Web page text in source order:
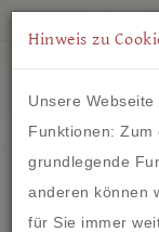
IM
Hinweis zu
Unsere
Funktionen:
grundlegende
anderen können
für Sie immer